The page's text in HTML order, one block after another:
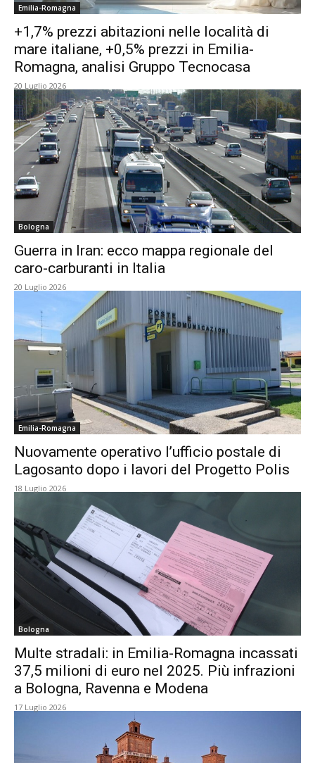
Emilia-Romagna
+1,7% prezzi abitazioni nelle località di
mare italiane, +0,5% prezzi in Emilia-
Romagna, analisi Gruppo Tecnocasa
20 Luglio 2026
Bologna
Guerra in Iran: ecco mappa regionale del
caro-carburanti in Italia
20 Luglio 2026
Emilia-Romagna
Nuovamente operativo l’ufficio postale di
Lagosanto dopo i lavori del Progetto Polis
18 Luglio 2026
Bologna
Multe stradali: in Emilia-Romagna incassati
37,5 milioni di euro nel 2025. Più infrazioni
a Bologna, Ravenna e Modena
17 Luglio 2026